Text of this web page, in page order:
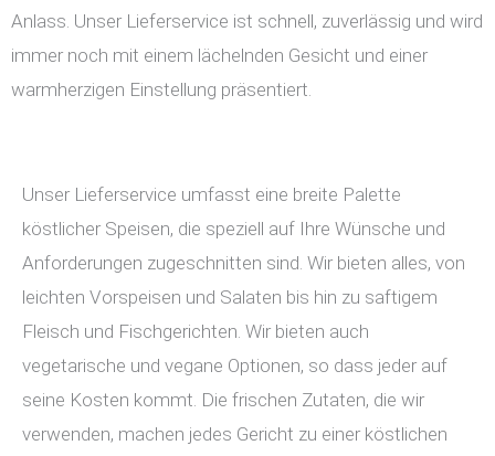
Anlass. Unser Lieferservice ist schnell, zuverlässig und wird
immer noch mit einem lächelnden Gesicht und einer
warmherzigen Einstellung präsentiert.
Unser Lieferservice umfasst eine breite Palette
köstlicher Speisen, die speziell auf Ihre Wünsche und
Anforderungen zugeschnitten sind. Wir bieten alles, von
leichten Vorspeisen und Salaten bis hin zu saftigem
Fleisch und Fischgerichten. Wir bieten auch
vegetarische und vegane Optionen, so dass jeder auf
seine Kosten kommt. Die frischen Zutaten, die wir
verwenden, machen jedes Gericht zu einer köstlichen